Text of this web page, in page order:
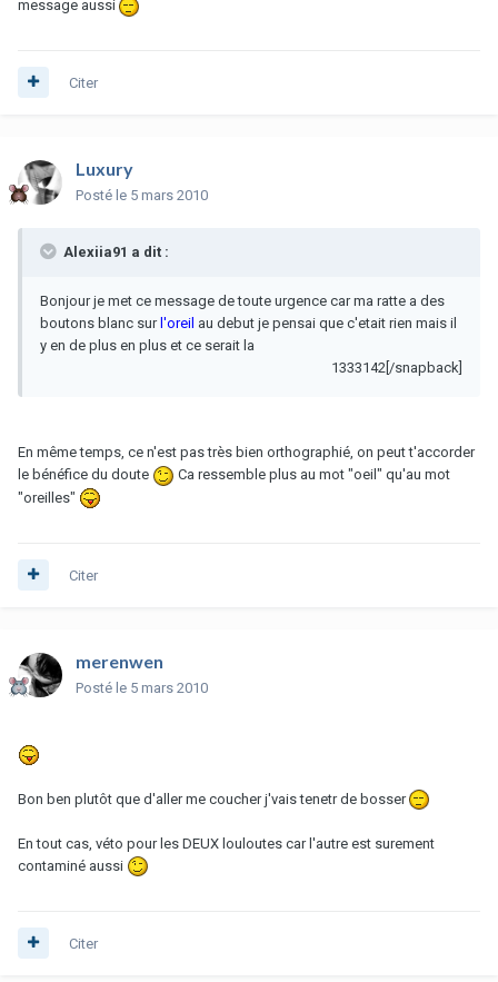
message aussi
Citer
Luxury
Posté le 5 mars 2010
Alexiia91 a dit :
Bonjour je met ce message de toute urgence car ma ratte a des
boutons blanc sur l'oreil au debut je pensai que c'etait rien mais il
y en de plus en plus et ce serait la
1333142[/snapback]
En même temps, ce n'est pas très bien orthographié, on peut t'accorder
le bénéfice du doute
Ca ressemble plus au mot "oeil" qu'au mot
"oreilles"
Citer
merenwen
Posté le 5 mars 2010
Bon ben plutôt que d'aller me coucher j'vais tenetr de bosser
En tout cas, véto pour les DEUX louloutes car l'autre est surement
contaminé aussi
Citer